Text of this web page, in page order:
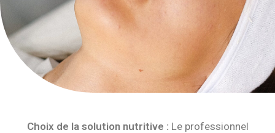
Choix de la solution nutritive : Le professionnel